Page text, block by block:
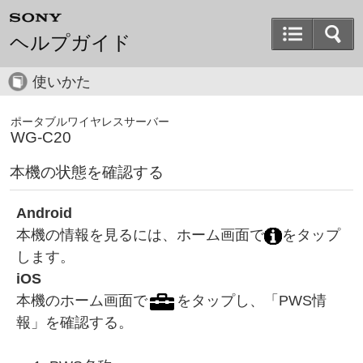
ヘルプガイド
使いかた
ポータブルワイヤレスサーバー
WG-C20
本機の状態を確認する
Android
本機の情報を見るには、ホーム画面で
をタップ
します。
iOS
本機のホーム画面で
をタップし、「PWS情
報」を確認する。